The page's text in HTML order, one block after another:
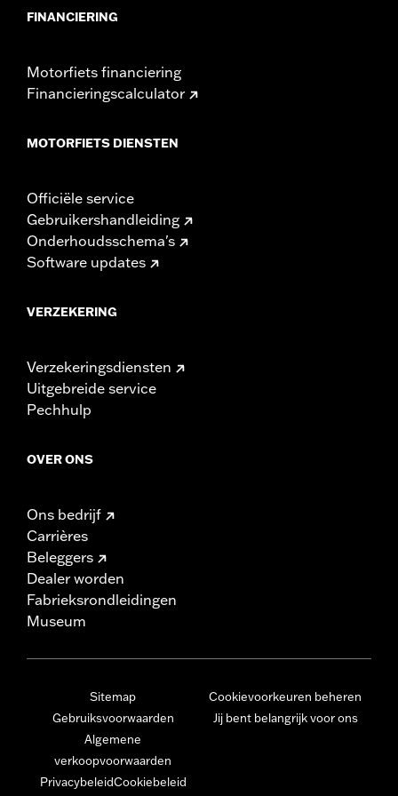
FINANCIERING
Motorfiets financiering
Financieringscalculator
MOTORFIETS DIENSTEN
Officiële service
Gebruikershandleiding
Onderhoudsschema's
Software updates
VERZEKERING
Verzekeringsdiensten
Uitgebreide service
Pechhulp
OVER ONS
Ons bedrijf
Carrières
Beleggers
Dealer worden
Fabrieksrondleidingen
Museum
Sitemap
Gebruiksvoorwaarden
Algemene
verkoopvoorwaarden
PrivacybeleidCookiebeleid
Cookievoorkeuren beheren
Jij bent belangrijk voor ons